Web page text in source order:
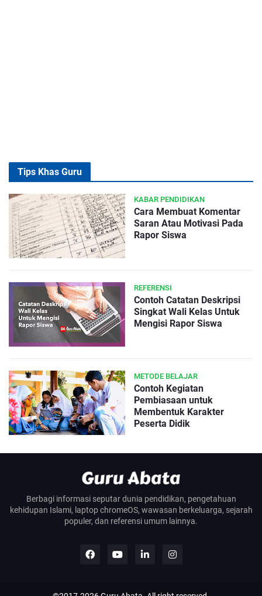
Tips Khas Guru
KABAR PENDIDIKAN
Cara Membuat Komentar
Saran Atau Motivasi Pada
Rapor Siswa
REFERENSI
Contoh Catatan Deskripsi
Singkat Wali Kelas Untuk
Mengisi Rapor Siswa
METODE BELAJAR
Contoh Kegiatan
Pembiasaan untuk
Membentuk Karakter
Peserta Didik
Berbagi informasi seputar dunia pendidikan, pengetahuan
kehidupan Islami, laptop chromeOS, wawasan berkeluarga, sejarah
populer, dan referensi umum lainnya.